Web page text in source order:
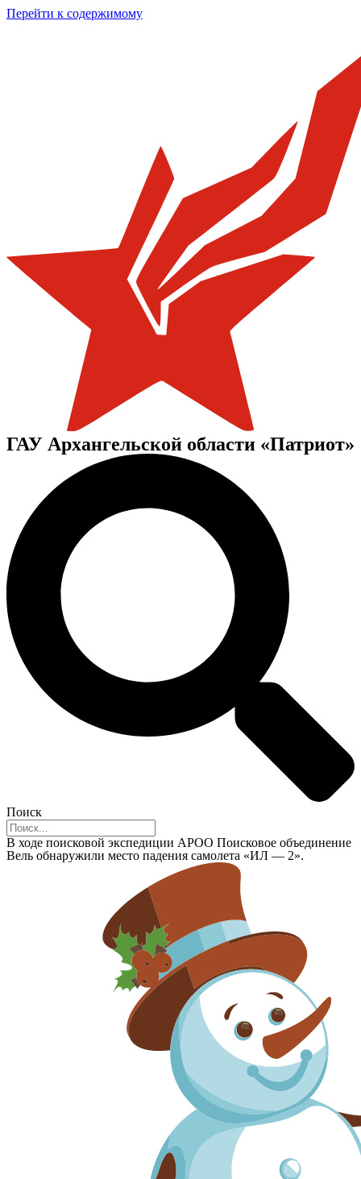
Перейти к содержимому
ГАУ Архангельской области «Патриот»
Поиск
В ходе поисковой экспедиции АРОО Поисковое объединение
Вель обнаружили место падения самолета «ИЛ — 2».